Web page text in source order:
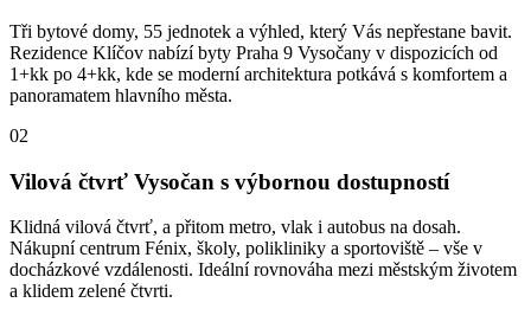
Tři bytové domy, 55 jednotek a výhled, který Vás nepřestane bavit.
Rezidence Klíčov nabízí byty Praha 9 Vysočany v dispozicích od
1+kk po 4+kk, kde se moderní architektura potkává s komfortem a
panoramatem hlavního města.
02
Vilová čtvrť Vysočan s výbornou dostupností
Klidná vilová čtvrť, a přitom metro, vlak i autobus na dosah.
Nákupní centrum Fénix, školy, polikliniky a sportoviště – vše v
docházkové vzdálenosti. Ideální rovnováha mezi městským životem
a klidem zelené čtvrti.